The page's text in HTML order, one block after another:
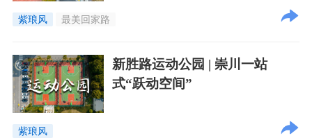
紫琅风 最美回家路
新胜路运动公园 | 崇川一站
式“跃动空间”
紫琅风